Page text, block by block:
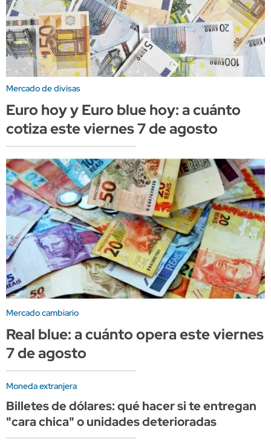
Mercado de divisas
Euro hoy y Euro blue hoy: a cuánto
cotiza este viernes 7 de agosto
Mercado cambiario
Real blue: a cuánto opera este viernes
7 de agosto
Moneda extranjera
Billetes de dólares: qué hacer si te entregan
"cara chica" o unidades deterioradas